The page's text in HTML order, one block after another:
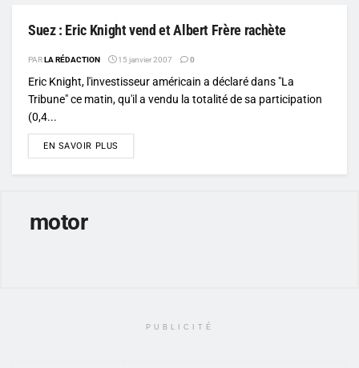
Suez : Eric Knight vend et Albert Frère rachète
PARLA RÉDACTION 15 janvier 2007 0
Eric Knight, l'investisseur américain a déclaré dans "La
Tribune" ce matin, qu'il a vendu la totalité de sa participation
(0,4...
EN SAVOIR PLUS
motor
PUBLICITÉ